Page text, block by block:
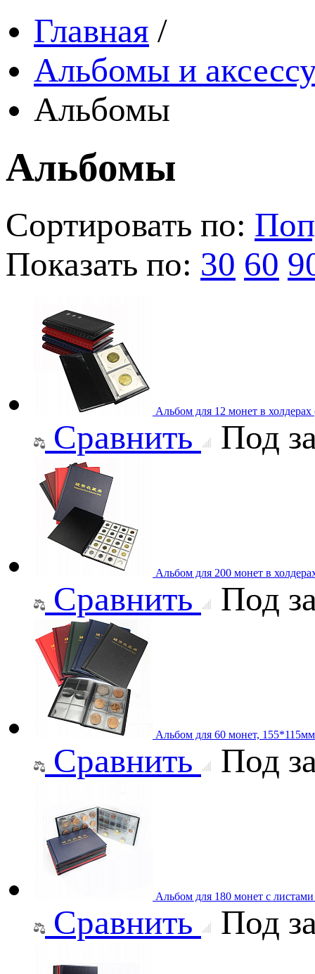
Главная /
Альбомы и
Альбомы
Альбомы
Сортировать по:
Показать по: 30 60
Альбом для 12 монет в
Сравнить Под
Альбом для 200 монет в
Сравнить Под
Альбом для 60 монет, 155*115мм
Сравнить Под
Альбом для 180 монет с
Сравнить Под